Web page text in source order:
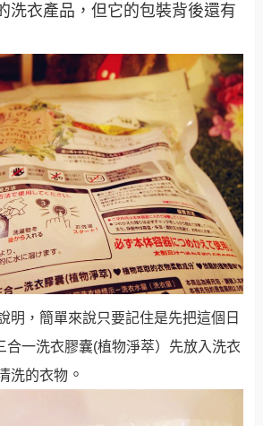
洗衣產品，但它的包裝背後還有
明，簡單來說只要記住是先把這個日
合一洗衣膠囊(植物淨萃）先放入洗衣
洗的衣物 。